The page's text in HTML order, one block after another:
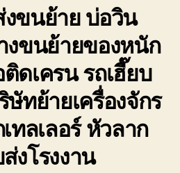
บ่อ
วิน
มี
ขนย้าย บ่อวิน
งขนย้ายของหนัก
ดเครน รถเฮี๊ยบ
ทย้ายเครื่องจักร
ทลเลอร์ หัวลาก
งโรงงาน